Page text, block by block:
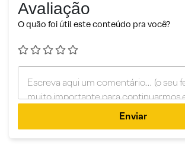
Avaliação
O quão foi útil este conteúdo pra você?
Enviar